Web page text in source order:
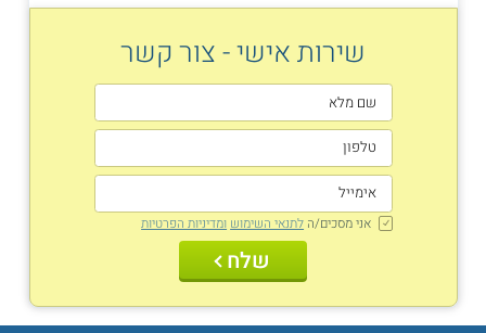
שירות אישי - צור קשר
אני מסכים/ה לתנאי השימוש ומדיניות הפרטיות
שלח